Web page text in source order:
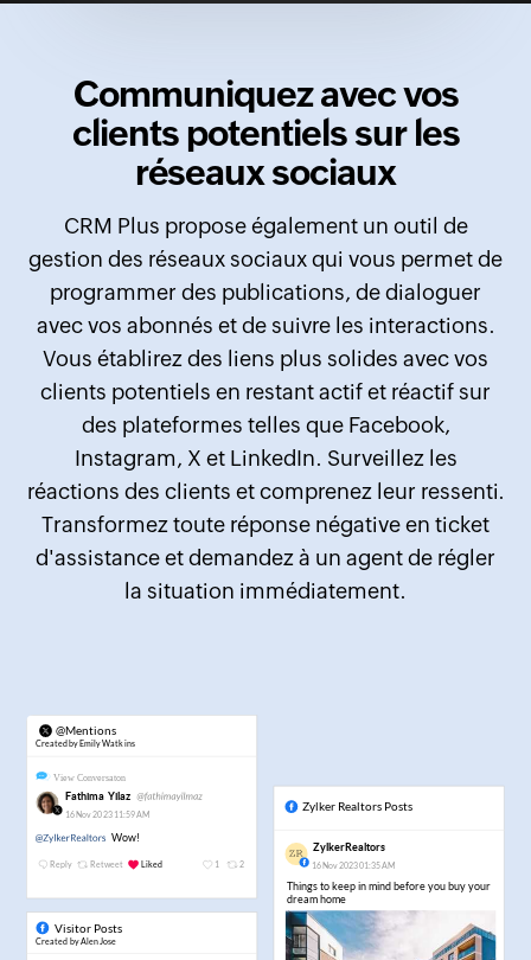
Communiquez avec vos
clients potentiels sur les
réseaux sociaux
CRM Plus propose également un outil de
gestion des réseaux sociaux qui vous permet de
programmer des publications, de dialoguer
avec vos abonnés et de suivre les interactions.
Vous établirez des liens plus solides avec vos
clients potentiels en restant actif et réactif sur
des plateformes telles que Facebook,
Instagram, X et LinkedIn. Surveillez les
réactions des clients et comprenez leur ressenti.
Transformez toute réponse négative en ticket
d'assistance et demandez à un agent de régler
la situation immédiatement.